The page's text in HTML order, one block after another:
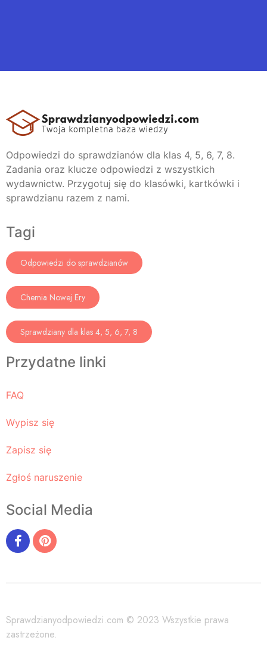
Odpowiedzi do sprawdzianów dla klas 4, 5, 6, 7, 8.
Zadania oraz klucze odpowiedzi z wszystkich
wydawnictw. Przygotuj się do klasówki, kartkówki i
sprawdzianu razem z nami.
Tagi
Odpowiedzi do sprawdzianów
Chemia Nowej Ery
Sprawdziany dla klas 4, 5, 6, 7, 8
Przydatne linki
FAQ
Wypisz się
Zapisz się
Zgłoś naruszenie
Social Media
Sprawdzianyodpowiedzi.com © 2023 Wszystkie prawa
zastrzeżone.